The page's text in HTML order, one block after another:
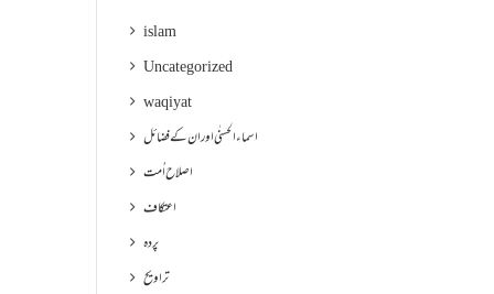
islam
Uncategorized
waqiyat
اسماءالحسنٰی اور ان کے فضائل
اصلاح اُمت
اعتکاف
پردہ
تراویح